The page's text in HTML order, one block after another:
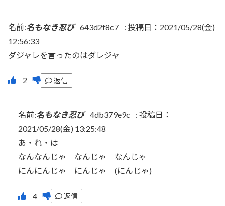
名前:名もなき忍び 643d2f8c7 : 投稿日：2021/05/28(金)
12:56:33
ダジャレを言ったのはダレジャ
返信
名前:名もなき忍び 4db379e9c : 投稿日：
2021/05/28(金) 13:25:48
あ・れ・は
なんなんじゃ なんじゃ なんじゃ
にんにんじゃ にんじゃ (にんじゃ)
返信